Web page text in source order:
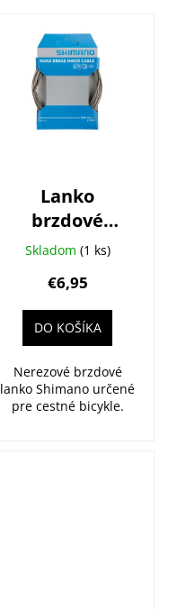
Lanko
brzdové
SHIMANO
3500mmx1,6mm
nerezové
tandem
Skladom (1 ks)
€6,95
DO KOŠÍKA
Nerezové brzdové
lanko Shimano určené
pre cestné bicykle.